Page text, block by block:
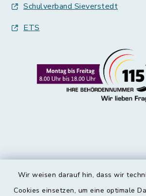
Wir weisen darauf hin, dass wir
Cookies einsetzen, um eine optimale
Schulverband Sieverstedt
ETS
Kontakt